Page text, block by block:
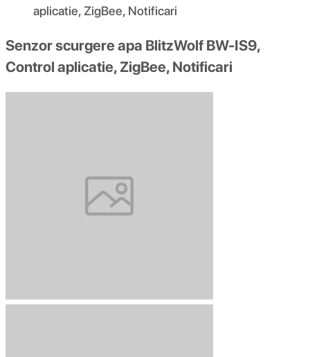
aplicatie, ZigBee, Notificari
Senzor scurgere apa BlitzWolf BW-IS9,
Control aplicatie, ZigBee, Notificari